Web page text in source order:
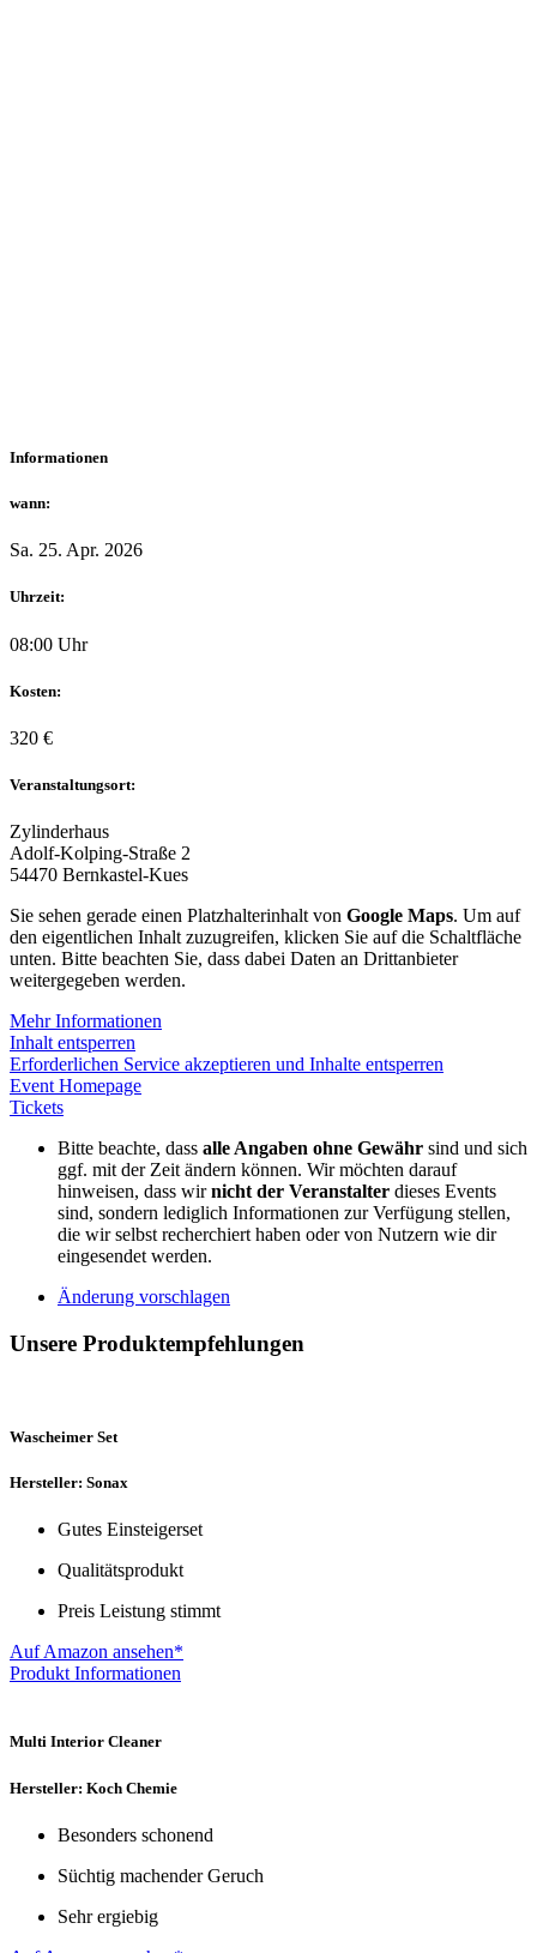
Informationen
wann:
Sa. 25. Apr. 2026
Uhrzeit:
08:00 Uhr
Kosten:
320 €
Veranstaltungsort:
Zylinderhaus
Adolf-Kolping-Straße 2
54470 Bernkastel-Kues
Sie sehen gerade einen Platzhalterinhalt von Google Maps. Um auf
den eigentlichen Inhalt zuzugreifen, klicken Sie auf die Schaltfläche
unten. Bitte beachten Sie, dass dabei Daten an Drittanbieter
weitergegeben werden.
Mehr Informationen
Inhalt entsperren
Erforderlichen Service akzeptieren und Inhalte entsperren
Event Homepage
Tickets
Bitte beachte, dass alle Angaben ohne Gewähr sind und sich
ggf. mit der Zeit ändern können. Wir möchten darauf
hinweisen, dass wirnicht der Veranstalter dieses Events
sind, sondern lediglich Informationen zur Verfügung stellen,
die wir selbst recherchiert haben oder von Nutzern wie dir
eingesendet werden.
Änderung vorschlagen
Unsere Produktempfehlungen
Wascheimer Set
Hersteller: Sonax
Gutes Einsteigerset
Qualitätsprodukt
Preis Leistung stimmt
Auf Amazon ansehen*
Produkt Informationen
Multi Interior Cleaner
Hersteller: Koch Chemie
Besonders schonend
Süchtig machender Geruch
Sehr ergiebig